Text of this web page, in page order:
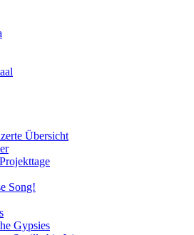
Übersicht
Song!
Gypsies